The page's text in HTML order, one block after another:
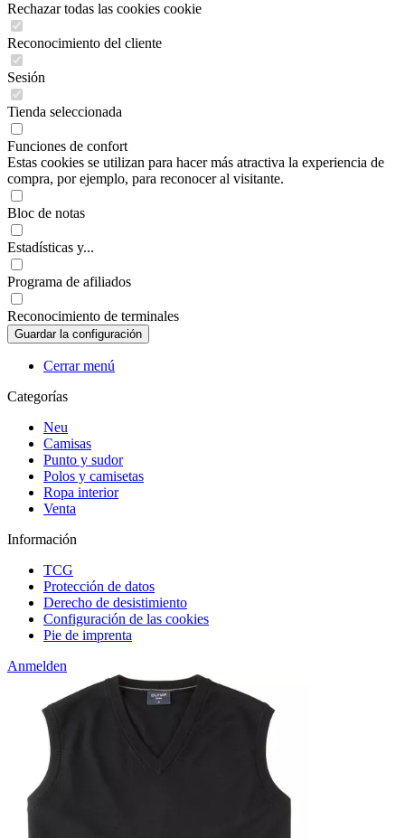
Rechazar todas las cookies cookie
Reconocimiento del cliente
Sesión
Tienda seleccionada
Funciones de confort
Estas cookies se utilizan para hacer más atractiva la experiencia de
compra, por ejemplo, para reconocer al visitante.
Bloc de notas
Estadísticas y...
Programa de afiliados
Reconocimiento de terminales
Cerrar menú
Categorías
Neu
Camisas
Punto y sudor
Polos y camisetas
Ropa interior
Venta
Información
TCG
Protección de datos
Derecho de desistimiento
Configuración de las cookies
Pie de imprenta
Anmelden